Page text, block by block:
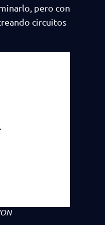
pero con
circuitos